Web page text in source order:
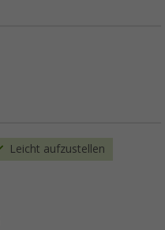
Leicht aufzustellen